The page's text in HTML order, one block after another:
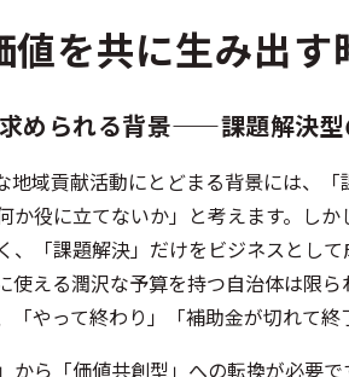
値を共に生み出す
められる背景——課題解決型
域貢献活動にとどまる背景には、「
役に立てないか」と考えます。し
「課題解決」だけをビジネスとして
える潤沢な予算を持つ自治体は限
やって終わり」「補助金が切れて終
から「価値共創型」への転換が必要